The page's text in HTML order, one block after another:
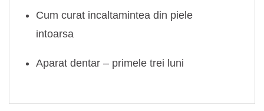
Cum curat incaltamintea din piele
intoarsa
Aparat dentar – primele trei luni